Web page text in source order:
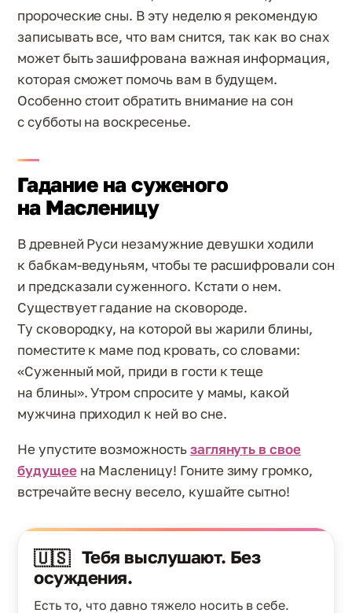
пророческие сны. В эту неделю я рекомендую
записывать все, что вам снится, так как во снах
может быть зашифрована важная информация,
которая сможет помочь вам в будущем.
Особенно стоит обратить внимание на сон
с субботы на воскресенье.
Гадание на суженого
на Масленицу
В древней Руси незамужние девушки ходили
к бабкам-ведуньям, чтобы те расшифровали сон
и предсказали суженного. Кстати о нем.
Существует гадание на сковороде.
Ту сковородку, на которой вы жарили блины,
поместите к маме под кровать, со словами:
«Суженный мой, приди в гости к теще
на блины». Утром спросите у мамы, какой
мужчина приходил к ней во сне.
Не упустите возможностьзаглянуть в свое
будущеена Масленицу! Гоните зиму громко,
встречайте весну весело, кушайте сытно!
🇺🇸 Тебя выслушают. Без
осуждения.
Есть то, что давно тяжело носить в себе.